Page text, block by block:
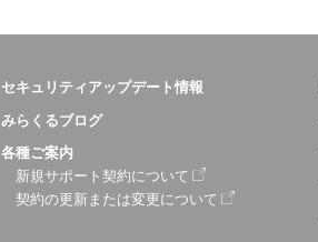
セキュリティアップデート情報
みらくるブログ
各種ご案内
新規サポート契約について
契約の更新または変更について